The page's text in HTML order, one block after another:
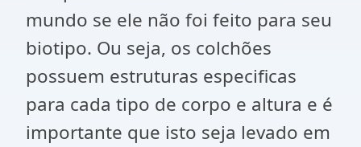
mundo se ele não foi feito para seu
biotipo. Ou seja, os colchões
possuem estruturas especificas
para cada tipo de corpo e altura e é
importante que isto seja levado em